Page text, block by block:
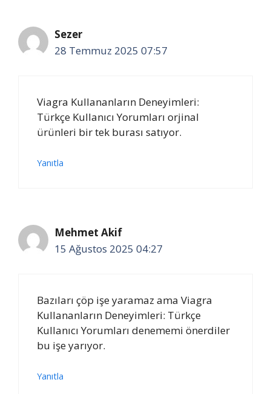
Sezer
28 Temmuz 2025 07:57
Viagra Kullananların Deneyimleri:
Türkçe Kullanıcı Yorumları orjinal
ürünleri bir tek burası satıyor.
Yanıtla
Mehmet Akif
15 Ağustos 2025 04:27
Bazıları çöp işe yaramaz ama Viagra
Kullananların Deneyimleri: Türkçe
Kullanıcı Yorumları denememi önerdiler
bu işe yarıyor.
Yanıtla